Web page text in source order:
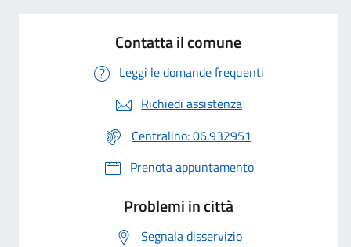
Contatta il comune
Leggi le domande frequenti
Richiedi assistenza
Centralino: 06.932951
Prenota appuntamento
Problemi in città
Segnala disservizio